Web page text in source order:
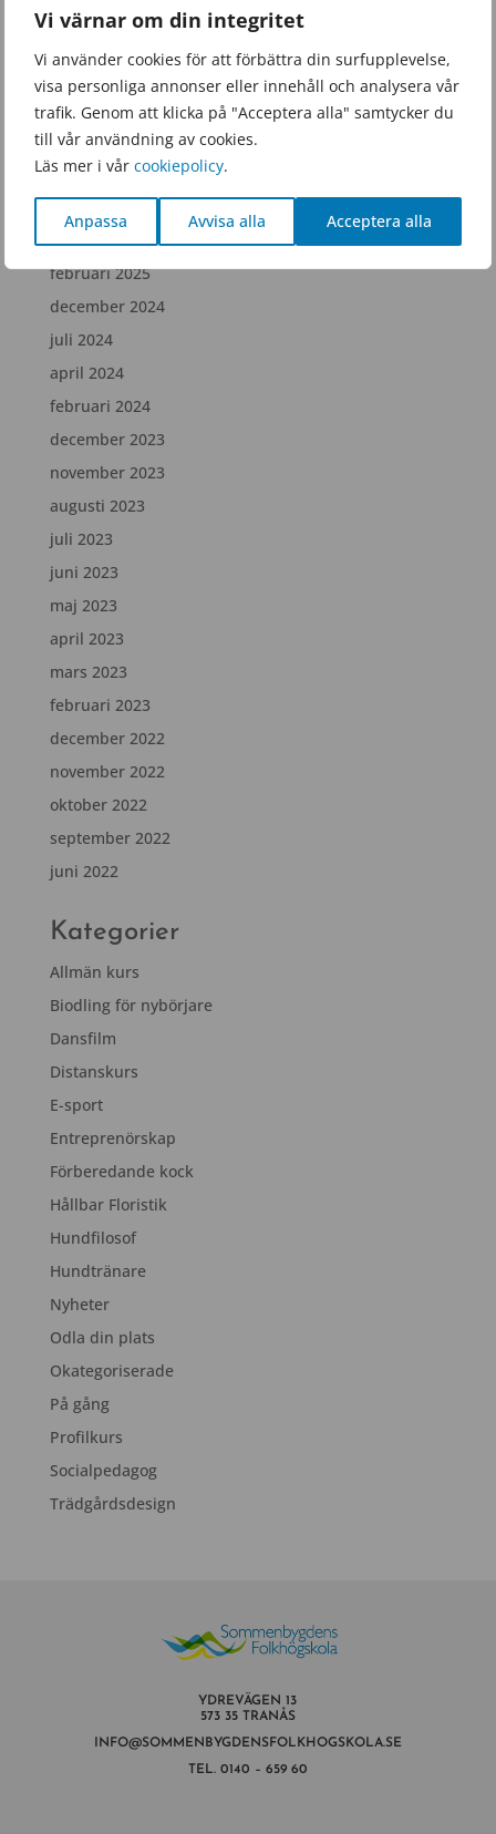
Vi värnar om din integritet
Vi använder cookies för att förbättra din surfupplevelse,
visa personliga annonser eller innehåll och analysera vår
trafik. Genom att klicka på "Acceptera alla" samtycker du
till vår användning av cookies.
Läs mer i vår cookiepolicy.
Anpassa Avvisa alla Acceptera alla
Arkiv
mars 2026
januari 2026
november 2025
september 2025
juni 2025
februari 2025
december 2024
juli 2024
april 2024
februari 2024
december 2023
november 2023
augusti 2023
juli 2023
juni 2023
maj 2023
april 2023
mars 2023
februari 2023
december 2022
november 2022
oktober 2022
september 2022
juni 2022
Kategorier
Allmän kurs
Biodling för nybörjare
Dansfilm
Distanskurs
E-sport
Entreprenörskap
Förberedande kock
Hållbar Floristik
Hundfilosof
Hundtränare
Nyheter
Odla din plats
Okategoriserade
På gång
Profilkurs
Socialpedagog
Trädgårdsdesign
YDREVÄGEN 13
573 35 TRANÅS
INFO@SOMMENBYGDENSFOLKHOGSKOLA.SE
TEL. 0140 – 659 60